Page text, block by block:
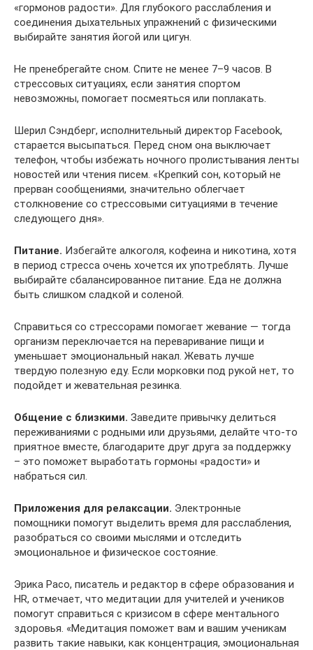
«гормонов радости». Для глубокого расслабления и
соединения дыхательных упражнений с физическими
выбирайте занятия йогой или цигун.
Не пренебрегайте сном. Спите не менее 7–9 часов. В
стрессовых ситуациях, если занятия спортом
невозможны, помогает посмеяться или поплакать.
Шерил Сэндберг, исполнительный директор Facebook,
старается высыпаться. Перед сном она выключает
телефон, чтобы избежать ночного пролистывания ленты
новостей или чтения писем. «Крепкий сон, который не
прерван сообщениями, значительно облегчает
столкновение со стрессовыми ситуациями в течение
следующего дня».
Питание. Избегайте алкоголя, кофеина и никотина, хотя
в период стресса очень хочется их употреблять. Лучше
выбирайте сбалансированное питание. Еда не должна
быть слишком сладкой и соленой.
Справиться со стрессорами помогает жевание — тогда
организм переключается на переваривание пищи и
уменьшает эмоциональный накал. Жевать лучше
твердую полезную еду. Если морковки под рукой нет, то
подойдет и жевательная резинка.
Общение с близкими. Заведите привычку делиться
переживаниями с родными или друзьями, делайте что-то
приятное вместе, благодарите друг друга за поддержку
– это поможет выработать гормоны «радости» и
набраться сил.
Приложения для релаксации. Электронные
помощники помогут выделить время для расслабления,
разобраться со своими мыслями и отследить
эмоциональное и физическое состояние.
Эрика Расо, писатель и редактор в сфере образования и
HR, отмечает, что медитации для учителей и учеников
помогут справиться с кризисом в сфере ментального
здоровья. «Медитация поможет вам и вашим ученикам
развить такие навыки, как концентрация, эмоциональная